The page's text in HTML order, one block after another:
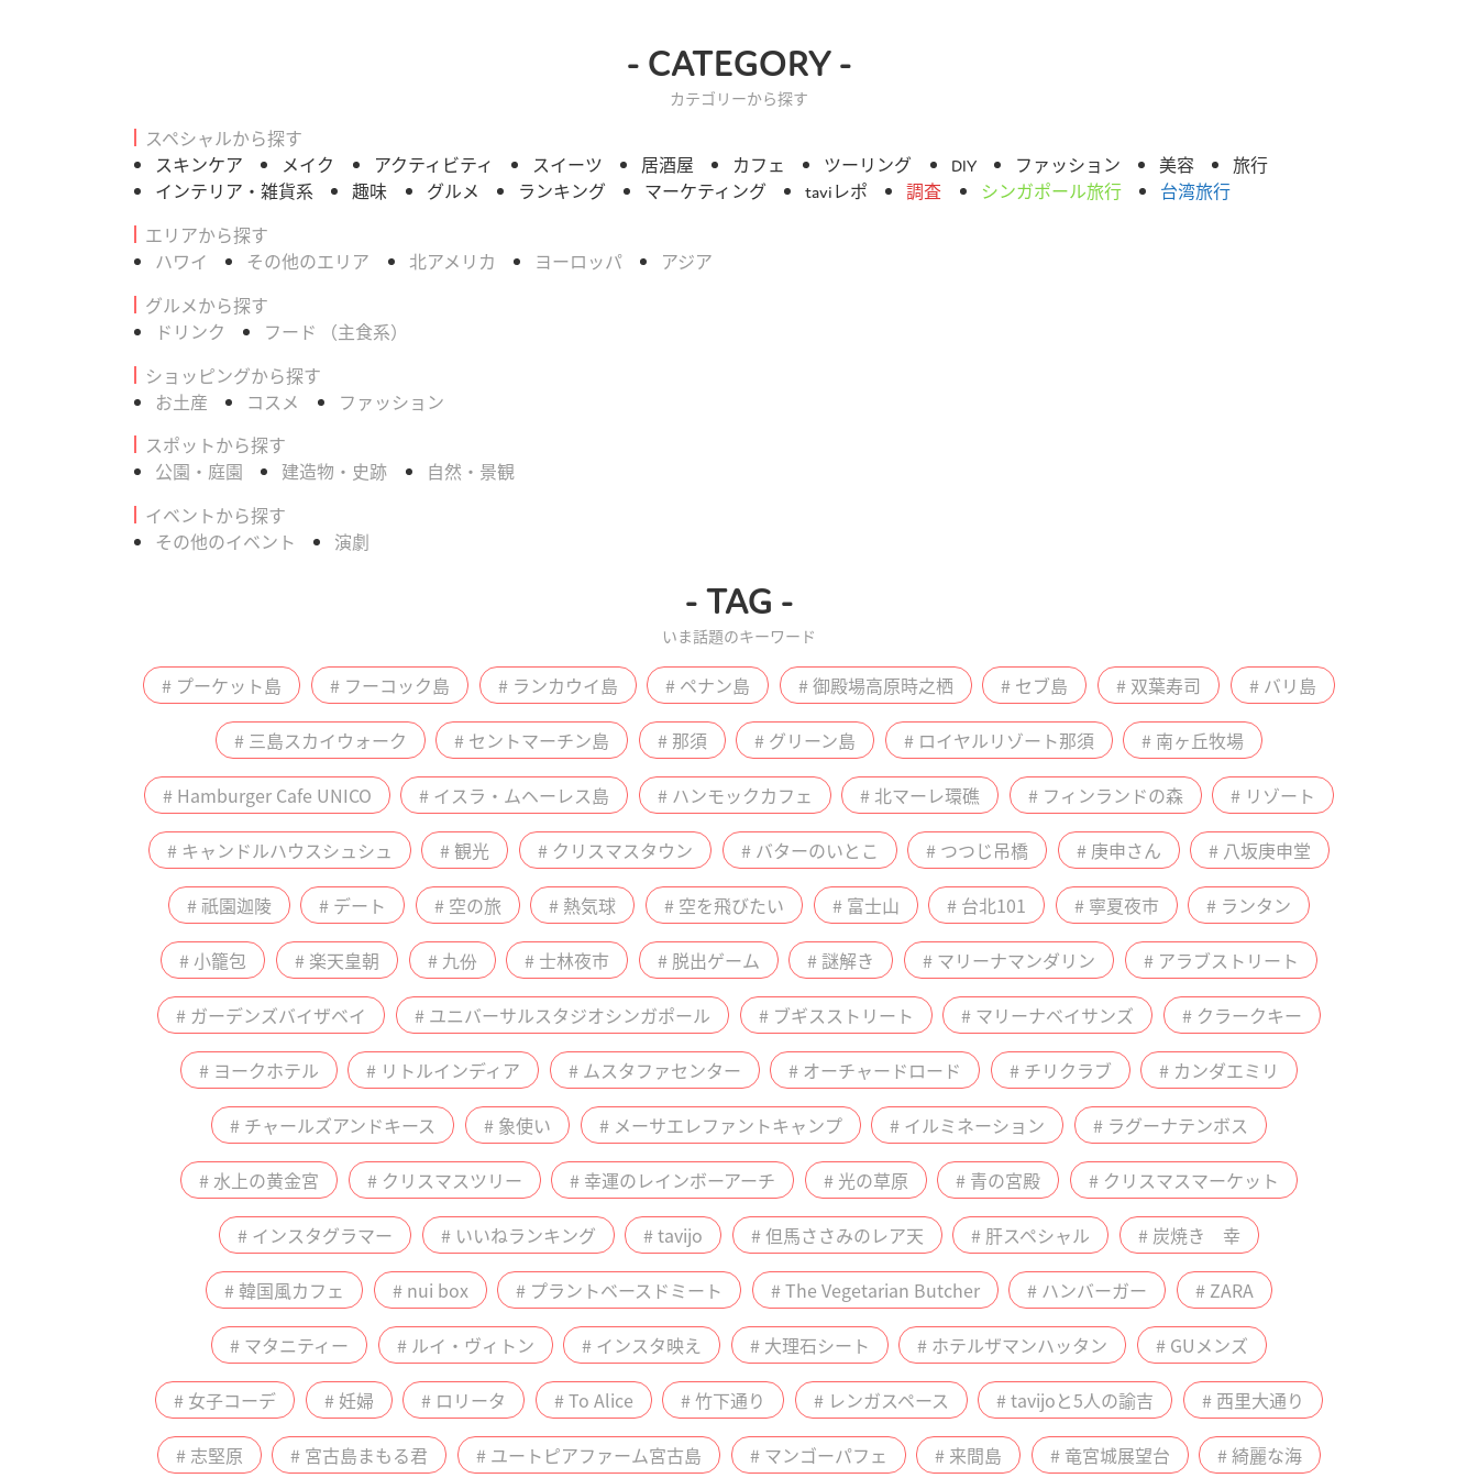
- CATEGORY -
カテゴリーから探す
スペシャルから探す
スキンケア メイク アクティビティ スイーツ 居酒屋 カフェ ツーリング DIY ファッション 美容
旅行
インテリア・雑貨系
趣味 グルメ ランキング マーケティング taviレポ 調査 シンガポール旅行 台湾旅行
エリアから探す
ハワイ その他のエリア 北アメリカ ヨーロッパ アジア
グルメから探す
ドリンク フード （主食系）
ショッピングから探す
お土産 コスメ ファッション
スポットから探す
公園・庭園 建造物・史跡 自然・景観
イベントから探す
その他のイベント 演劇
- TAG -
いま話題のキーワード
# プーケット島 # フーコック島 # ランカウイ島 # ペナン島 # 御殿場高原時之栖 # セブ島 # 双葉寿司 # バリ島
# 三島スカイウォーク # セントマーチン島 # 那須 # グリーン島 # ロイヤルリゾート那須 # 南ヶ丘牧場
# Hamburger Cafe UNICO # イスラ・ムヘーレス島 # ハンモックカフェ # 北マーレ環礁 # フィンランドの森 # リゾート
# キャンドルハウスシュシュ # 観光 # クリスマスタウン # バターのいとこ # つつじ吊橋 # 庚申さん # 八坂庚申堂
# 祇園迦陵 # デート # 空の旅 # 熱気球 # 空を飛びたい # 富士山 # 台北101 # 寧夏夜市 # ランタン
# 小籠包 # 楽天皇朝 # 九份 # 士林夜市 # 脱出ゲーム # 謎解き # マリーナマンダリン # アラブストリート
# ガーデンズバイザベイ # ユニバーサルスタジオシンガポール # ブギスストリート # マリーナベイサンズ # クラークキー
# ヨークホテル # リトルインディア # ムスタファセンター # オーチャードロード # チリクラブ # カンダエミリ
# チャールズアンドキース # 象使い # メーサエレファントキャンプ # イルミネーション # ラグーナテンボス
# 水上の黄金宮 # クリスマスツリー # 幸運のレインボーアーチ # 光の草原 # 青の宮殿 # クリスマスマーケット
# インスタグラマー # いいねランキング # tavijo # 但馬ささみのレア天 # 肝スペシャル # 炭焼き 幸
# 韓国風カフェ # nui box # プラントベースドミート # The Vegetarian Butcher # ハンバーガー # ZARA
# マタニティー # ルイ・ヴィトン # インスタ映え # 大理石シート # ホテルザマンハッタン # GUメンズ
# 女子コーデ # 妊婦 # ロリータ # To Alice # 竹下通り # レンガスペース # tavijoと5人の諭吉 # 西里大通り
# 志堅原 # 宮古島まもる君 # ユートピアファーム宮古島 # マンゴーパフェ # 来間島 # 竜宮城展望台 # 綺麗な海